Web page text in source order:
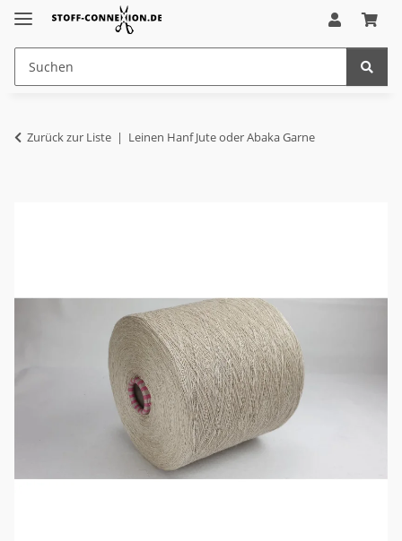
Zurück zur Liste Leinen Hanf Jute oder Abaka Garne